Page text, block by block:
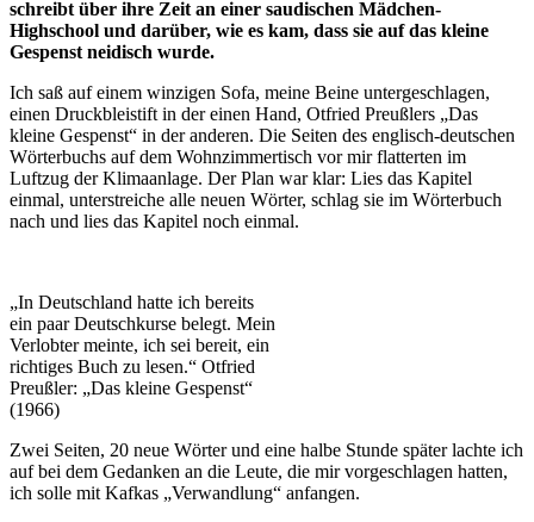
schreibt über ihre Zeit an einer saudischen Mädchen-
Highschool und darüber, wie es kam, dass sie auf das kleine
Gespenst neidisch wurde.
Ich saß auf einem winzigen Sofa, meine Beine untergeschlagen,
einen Druckbleistift in der einen Hand, Otfried Preußlers „Das
kleine Gespenst“ in der anderen. Die Seiten des englisch-deutschen
Wörterbuchs auf dem Wohnzimmertisch vor mir flatterten im
Luftzug der Klimaanlage. Der Plan war klar: Lies das Kapitel
einmal, unterstreiche alle neuen Wörter, schlag sie im Wörterbuch
nach und lies das Kapitel noch einmal.
„In Deutschland hatte ich bereits
ein paar Deutschkurse belegt. Mein
Verlobter meinte, ich sei bereit, ein
richtiges Buch zu lesen.“ Otfried
Preußler: „Das kleine Gespenst“
(1966)
Zwei Seiten, 20 neue Wörter und eine halbe Stunde später lachte ich
auf bei dem Gedanken an die Leute, die mir vorgeschlagen hatten,
ich solle mit Kafkas „Verwandlung“ anfangen.